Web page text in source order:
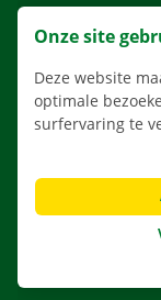
Onze site
Deze website
optimale
surfervaring te